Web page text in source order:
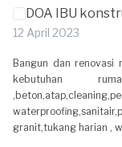
DOA IBU
12 April 2023
Bangun dan renovasi
kebutuhan
granit,tukang harian ,